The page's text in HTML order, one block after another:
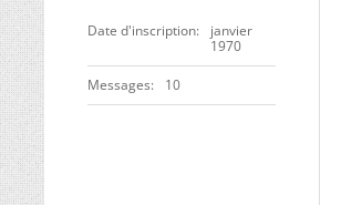
Date d'inscription
janvier
1970
Messages 10